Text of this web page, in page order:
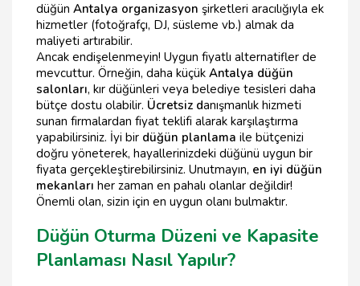
düğün Antalya organizasyon şirketleri aracılığıyla ek
hizmetler (fotoğrafçı, DJ, süsleme vb.) almak da
maliyeti artırabilir.
Ancak endişelenmeyin! Uygun fiyatlı alternatifler de
mevcuttur. Örneğin, daha küçük Antalya düğün
salonları, kır düğünleri veya belediye tesisleri daha
bütçe dostu olabilir. Ücretsiz danışmanlık hizmeti
sunan firmalardan fiyat teklifi alarak karşılaştırma
yapabilirsiniz. İyi bir düğün planlama ile bütçenizi
doğru yöneterek, hayallerinizdeki düğünü uygun bir
fiyata gerçekleştirebilirsiniz. Unutmayın, en iyi düğün
mekanları her zaman en pahalı olanlar değildir!
Önemli olan, sizin için en uygun olanı bulmaktır.
Düğün Oturma Düzeni ve Kapasite
Planlaması Nasıl Yapılır?